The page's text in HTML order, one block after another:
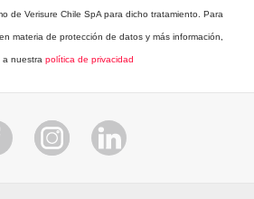
de Verisure Chile SpA para dicho tratamiento. Para
materia de protección de datos y más información,
a nuestra política de privacidad